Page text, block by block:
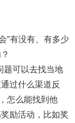
”有没有、有多少
题可以去找当地
过什么渠道反
怎么能找到他
励活动，比如奖